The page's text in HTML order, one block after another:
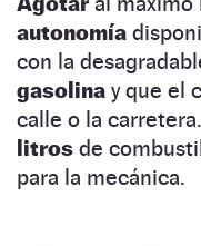
autonomía
con la
gasolina y que el
calle o la
litros de
para la mecánica.